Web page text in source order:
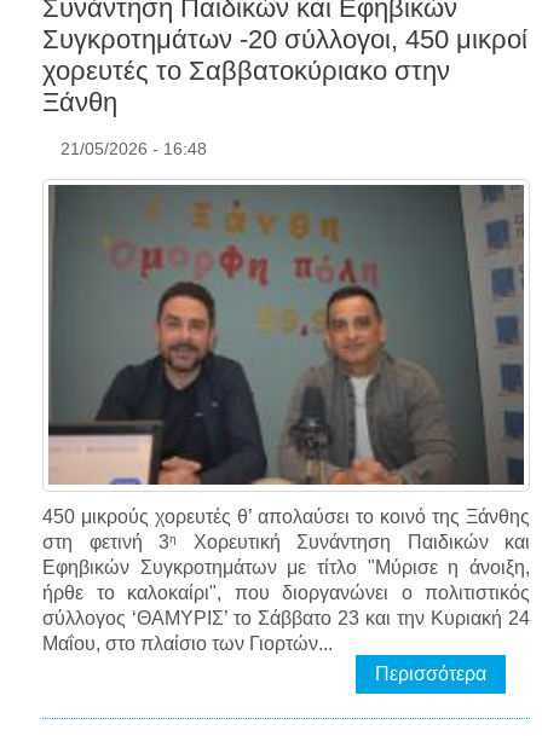
Συνάντηση Παιδικών και Εφηβικών
Συγκροτημάτων -20 σύλλογοι, 450 μικροί
χορευτές το Σαββατοκύριακο στην
Ξάνθη
21/05/2026 - 16:48
450 μικρούς χορευτές θ’ απολαύσει το κοινό της Ξάνθης
στη φετινή 3η
Χορευτική Συνάντηση Παιδικών και
Εφηβικών Συγκροτημάτων με τίτλο "Μύρισε η άνοιξη,
ήρθε το καλοκαίρι", που διοργανώνει ο πολιτιστικός
σύλλογος ‘ΘΑΜΥΡΙΣ’ το Σάββατο 23 και την Κυριακή 24
Μαΐου, στο πλαίσιο των Γιορτών...
Περισσότερα